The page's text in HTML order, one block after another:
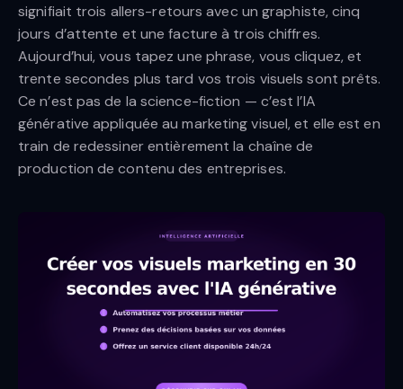
signifiait trois allers-retours avec un graphiste, cinq
jours d’attente et une facture à trois chiffres.
Aujourd’hui, vous tapez une phrase, vous cliquez, et
trente secondes plus tard vos trois visuels sont prêts.
Ce n’est pas de la science-fiction — c’est l’IA
générative appliquée au marketing visuel, et elle est en
train de redessiner entièrement la chaîne de
production de contenu des entreprises.